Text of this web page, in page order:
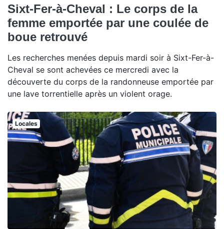
Sixt-Fer-à-Cheval : Le corps de la
femme emportée par une coulée de
boue retrouvé
Les recherches menées depuis mardi soir à Sixt-Fer-à-
Cheval se sont achevées ce mercredi avec la
découverte du corps de la randonneuse emportée par
une lave torrentielle après un violent orage.
Locales